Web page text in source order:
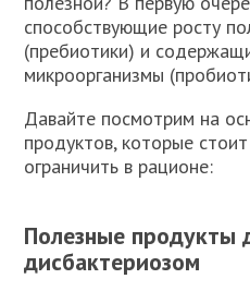
способствующие росту
(пребиотики) и
микроорганизмы
Давайте посмотрим на
продуктов, которые
ограничить в рационе:
Полезные продукты
дисбактериозом